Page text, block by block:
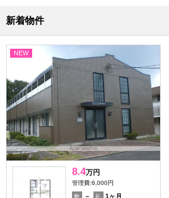
新着物件
NEW
8.4万円
管理費:6,000円
敷 － 礼
1ヶ月